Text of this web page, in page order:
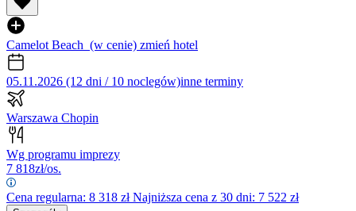
Camelot Beach (w cenie) zmień hotel
05.11.2026 (12 dni / 10 noclegów)inne terminy
Warszawa Chopin
Wg programu imprezy
7 818zł/os.
Cena regularna: 8 318 złNajniższa cena z 30 dni: 7 522 zł